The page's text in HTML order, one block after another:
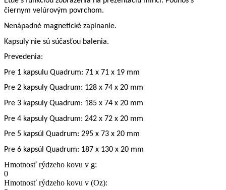
čiernym velúrovým povrchom.
Nenápadné magnetické zapínanie.
Kapsuly nie sú súčasťou balenia.
Prevedenia:
Pre 1 kapsulu Quadrum: 71 x 71 x 19 mm
Pre 2 kapsuly Quadrum: 128 x 74 x 20 mm
Pre 3 kapsuly Quadrum: 185 x 74 x 20 mm
Pre 4 kapsuly Quadrum: 242 x 72 x 20 mm
Pre 5 kapsúl Quadrum: 295 x 73 x 20 mm
Pre 6 kapsúl Quadrum: 187 x 130 x 20 mm
Hmotnosť rýdzeho kovu v g:
0
Hmotnosť rýdzeho kovu v (Oz):